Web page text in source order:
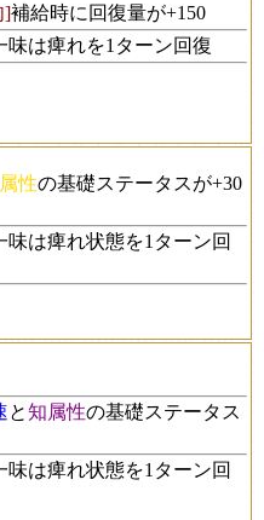
]補給時に回復量が+150
味は痺れを1ターン回復
性の基礎ステータスが+30
味は痺れ状態を1ターン回
と知属性の基礎ステータス
味は痺れ状態を1ターン回